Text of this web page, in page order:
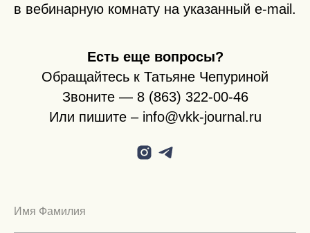
в вебинарную комнату на указанный e-mail.
Есть еще вопросы?
Обращайтесь к Татьяне Чепуриной
Звоните — 8 (863) 322-00-46
Или пишите – info@vkk-journal.ru